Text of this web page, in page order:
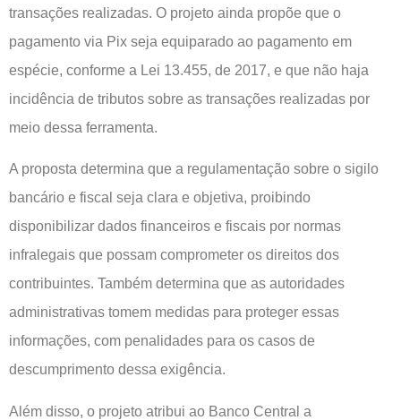
transações realizadas. O projeto ainda propõe que o
pagamento via Pix seja equiparado ao pagamento em
espécie, conforme a Lei 13.455, de 2017, e que não haja
incidência de tributos sobre as transações realizadas por
meio dessa ferramenta.
A proposta determina que a regulamentação sobre o sigilo
bancário e fiscal seja clara e objetiva, proibindo
disponibilizar dados financeiros e fiscais por normas
infralegais que possam comprometer os direitos dos
contribuintes. Também determina que as autoridades
administrativas tomem medidas para proteger essas
informações, com penalidades para os casos de
descumprimento dessa exigência.
Além disso, o projeto atribui ao Banco Central a